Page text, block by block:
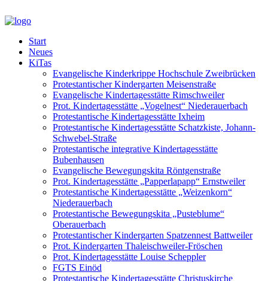
Start
Neues
KiTas
Evangelische Kinderkrippe Hochschule Zweibrücken
Protestantischer Kindergarten Meisenstraße
Evangelische Kindertagesstätte Rimschweiler
Prot. Kindertagesstätte „Vogelnest“ Niederauerbach
Protestantische Kindertagesstätte Ixheim
Protestantische Kindertagesstätte Schatzkiste, Johann-
Schwebel-Straße
Protestantische integrative Kindertagesstätte
Bubenhausen
Evangelische Bewegungskita Röntgenstraße
Prot. Kindertagesstätte „Papperlapapp“ Ernstweiler
Protestantische Kindertagesstätte „Weizenkorn“
Niederauerbach
Protestantische Bewegungskita „Pusteblume“
Oberauerbach
Protestantischer Kindergarten Spatzennest Battweiler
Prot. Kindergarten Thaleischweiler-Fröschen
Prot. Kindertagesstätte Louise Scheppler
FGTS Einöd
Protestantische Kindertagesstätte Christuskirche